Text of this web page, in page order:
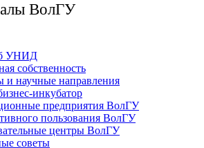
ВолГУ
УНИД
собственность
научные направления
инкубатор
предприятия ВолГУ
пользования ВолГУ
центры ВолГУ
советы